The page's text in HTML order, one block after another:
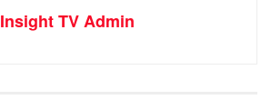
Insight TV Admin